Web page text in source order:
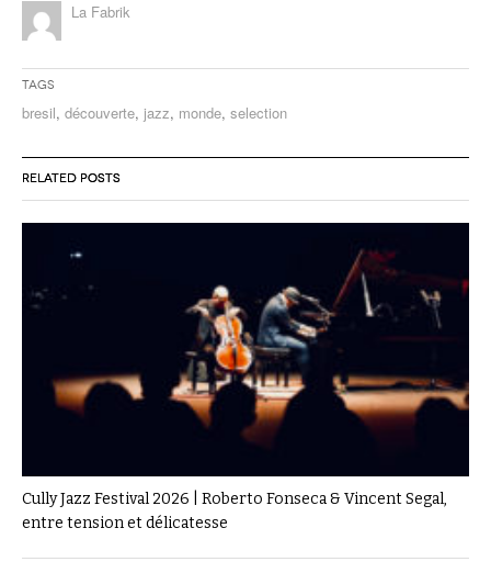
La Fabrik
Tags
bresil, découverte, jazz, monde, selection
RELATED POSTS
Cully Jazz Festival 2026 | Roberto Fonseca & Vincent Segal,
entre tension et délicatesse